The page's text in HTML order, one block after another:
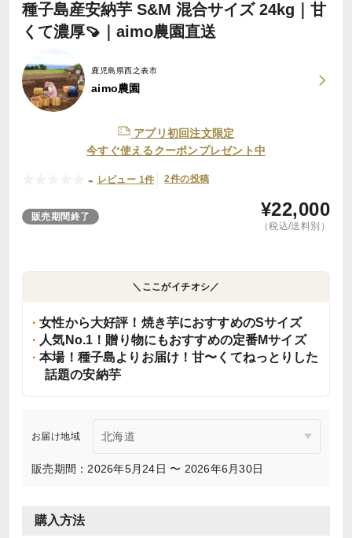
種子島産安納芋 S&M 混合サイズ 24kg｜甘
くて濃厚🍠｜aimo農園直送
鹿児島県西之表市
aimo農園
アプリ初回注文限定
今すぐ使えるクーポンプレゼント中
- レビュー 1件 2件の投稿
販売期間終了 ¥22,000
（税込/送料別）
＼ここがイチオシ／
女性から大好評！焼き芋におすすめのSサイズ
人気No.1！贈り物にもおすすめの定番Mサイズ
本場！種子島よりお届け！甘〜くてねっとりした
話題の安納芋
お届け地域
販売期間：2026年5月24日 〜 2026年6月30日
購入方法